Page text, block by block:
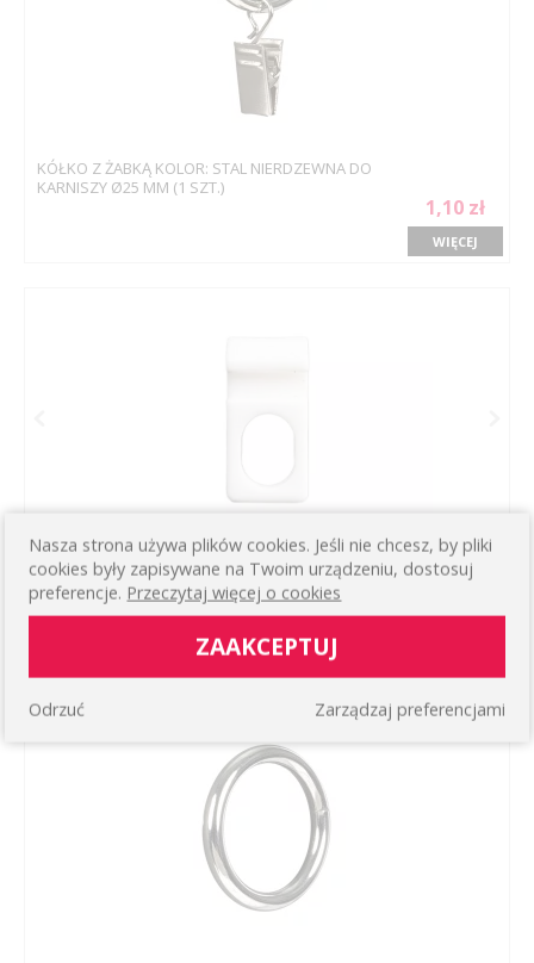
KÓŁKO Z ŻABKĄ KOLOR: STAL NIERDZEWNA DO
KARNISZY Ø25 MM (1 SZT.)
1,10 zł
WIĘCEJ
ZAWIESZKA DO SYSTEMU FLEX - 1 SZT
0,32 zł
Nasza strona używa plików cookies. Jeśli nie chcesz, by pliki
cookies były zapisywane na Twoim urządzeniu, dostosuj
preferencje. Przeczytaj więcej o cookies
ZAAKCEPTUJ
Zarządzaj preferencjami
Odrzuć